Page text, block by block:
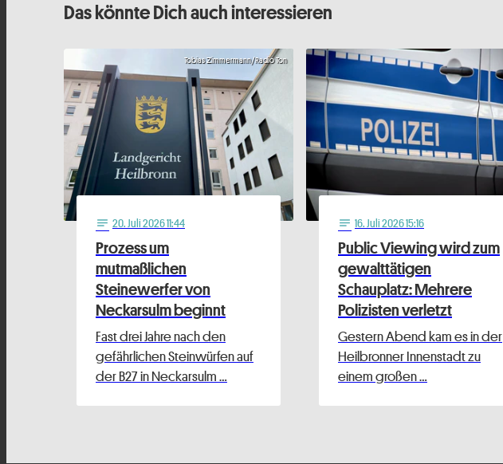
Das könnte Dich auch interessieren
Tobias Zimmermann/Radio Ton
notes 20. Juli 2026 11:44
Prozess um
mutmaßlichen
Steinewerfer von
Neckarsulm beginnt
Fast drei Jahre nach den
gefährlichen Steinwürfen auf
der B27 in Neckarsulm …
notes 16. Juli 2026 15:16
Public Viewing wird zum
gewalttätigen
Schauplatz: Mehrere
Polizisten verletzt
Gestern Abend kam es in der
Heilbronner Innenstadt zu
einem großen …